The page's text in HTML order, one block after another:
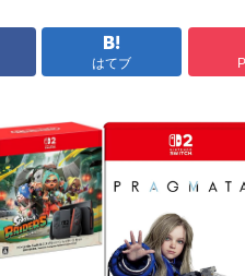
はてブ